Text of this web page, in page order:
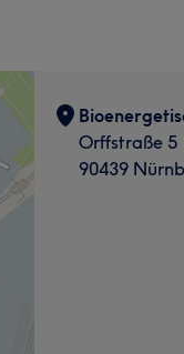
Orffstraße 5
90439